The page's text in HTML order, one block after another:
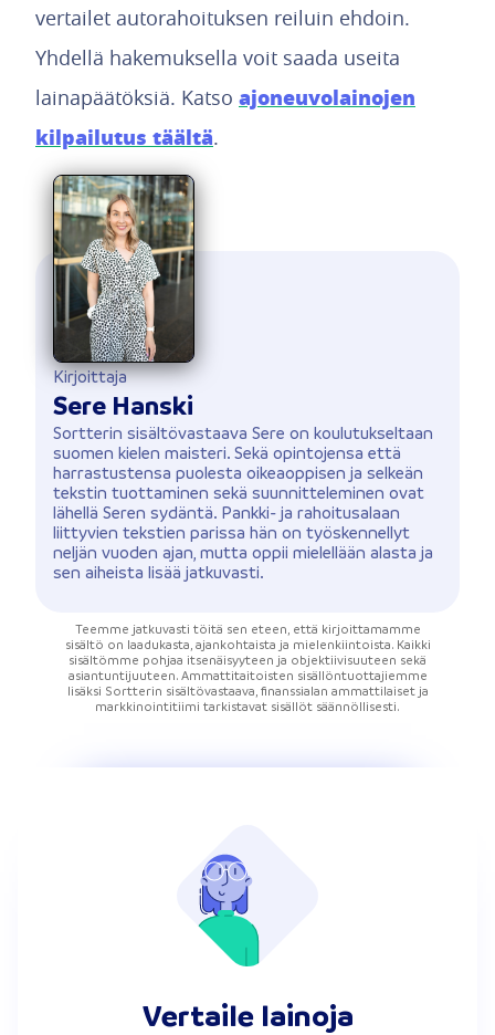
vertailet autorahoituksen reiluin ehdoin.
Yhdellä hakemuksella voit saada useita
lainapäätöksiä. Katso ajoneuvolainojen
kilpailutus täältä.
Kirjoittaja
Sere Hanski
Sortterin sisältövastaava Sere on koulutukseltaan
suomen kielen maisteri. Sekä opintojensa että
harrastustensa puolesta oikeaoppisen ja selkeän
tekstin tuottaminen sekä suunnitteleminen ovat
lähellä Seren sydäntä. Pankki- ja rahoitusalaan
liittyvien tekstien parissa hän on työskennellyt
neljän vuoden ajan, mutta oppii mielellään alasta ja
sen aiheista lisää jatkuvasti.
Teemme jatkuvasti töitä sen eteen, että kirjoittamamme
sisältö on laadukasta, ajankohtaista ja mielenkiintoista. Kaikki
sisältömme pohjaa itsenäisyyteen ja objektiivisuuteen sekä
asiantuntijuuteen. Ammattitaitoisten sisällöntuottajiemme
lisäksi Sortterin sisältövastaava, finanssialan ammattilaiset ja
markkinointitiimi tarkistavat sisällöt säännöllisesti.
Vertaile lainoja